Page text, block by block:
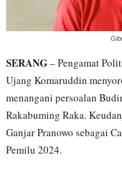
SERANG– Pengamat
Ujang Komaruddin
menangani persoalan
Rakabuming Raka.
Ganjar Pranowo sebagai
Pemilu 2024.